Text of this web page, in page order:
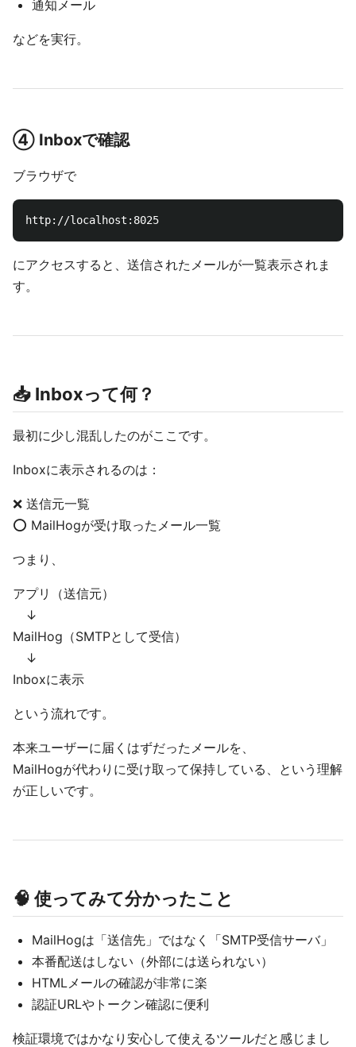
通知メール
などを実行。
④ Inboxで確認
ブラウザで
にアクセスすると、送信されたメールが一覧表示されま
す。
📥 Inboxって何？
最初に少し混乱したのがここです。
Inboxに表示されるのは：
❌ 送信元一覧
⭕ MailHogが受け取ったメール一覧
つまり、
アプリ（送信元）
↓
MailHog（SMTPとして受信）
↓
Inboxに表示
という流れです。
本来ユーザーに届くはずだったメールを、
MailHogが代わりに受け取って保持している、という理解
が正しいです。
🧠 使ってみて分かったこと
MailHogは「送信先」ではなく「SMTP受信サーバ」
本番配送はしない（外部には送られない）
HTMLメールの確認が非常に楽
認証URLやトークン確認に便利
検証環境ではかなり安心して使えるツールだと感じまし